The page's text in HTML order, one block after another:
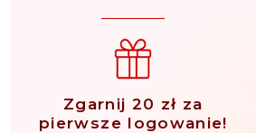
Zgarnij 20 zł za
pierwsze logowanie!